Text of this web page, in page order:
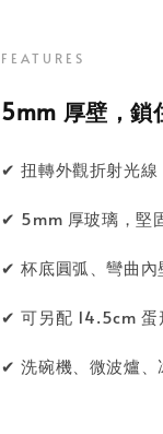
FEATURES
5mm 厚壁，鎖
✔ 扭轉外觀折射光線
✔ 5mm 厚玻璃，堅
✔ 杯底圓弧、彎曲內
✔ 可另配 14.5cm 蛋
✔ 洗碗機、微波爐、